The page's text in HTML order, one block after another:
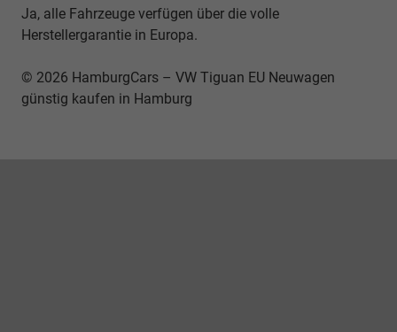
Ja, alle Fahrzeuge verfügen über die volle
Herstellergarantie in Europa.
© 2026 HamburgCars – VW Tiguan EU Neuwagen
günstig kaufen in Hamburg